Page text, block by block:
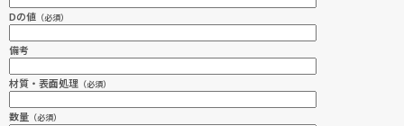
Dの値 （必須）
備考
材質・表面処理 （必須）
数量 （必須）